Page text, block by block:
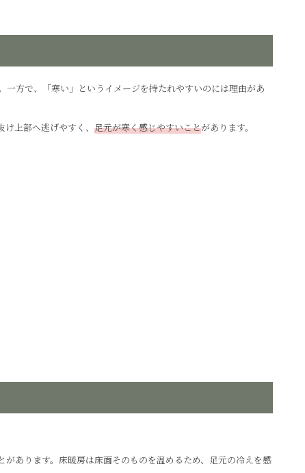
方で、「寒い」というイメージを持たれやすいのには理由があ
上部へ逃げやすく、 足元が寒く感じやすいことがあります。
あります。床暖房は床面そのものを温めるため、足元の冷えを感